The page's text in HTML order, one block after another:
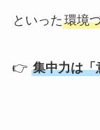
といった環境
👉 集中力は「